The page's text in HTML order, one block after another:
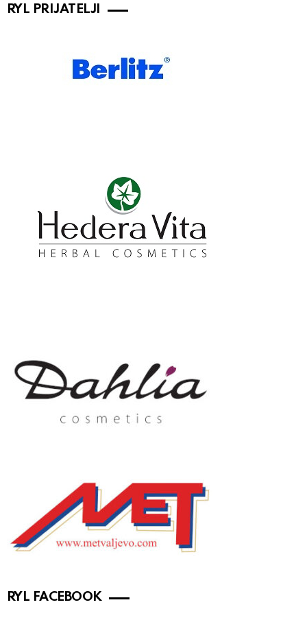
RYL PRIJATELJI
RYL FACEBOOK